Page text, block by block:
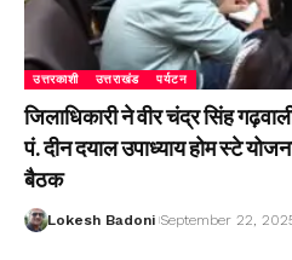
उत्तरकाशी उत्तराखंड पर्यटन
जिलाधिकारी ने वीर चंद्र सिंह
पं. दीन दयाल उपाध्याय होम स्टे
बैठक
Lokesh Badoni September 22,